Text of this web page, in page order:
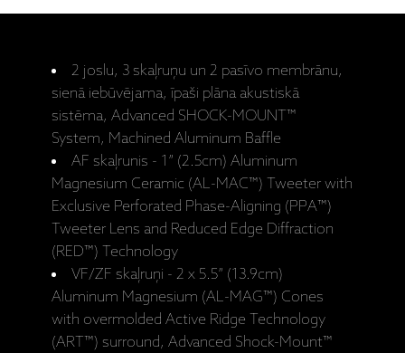
2 joslu, 3 skaļruņu un 2 pasīvo membrānu,
sienā iebūvējama, īpaši plāna akustiskā
sistēma, Advanced SHOCK-MOUNT™
System, Machined Aluminum Baffle
AF skaļrunis - 1” (2.5cm) Aluminum
Magnesium Ceramic (AL-MAC™) Tweeter with
Exclusive Perforated Phase-Aligning (PPA™)
Tweeter Lens and Reduced Edge Diffraction
(RED™) Technology
VF/ZF skaļruņi - 2 x 5.5” (13.9cm)
Aluminum Magnesium (AL-MAG™) Cones
with overmolded Active Ridge Technology
(ART™) surround, Advanced Shock-Mount™